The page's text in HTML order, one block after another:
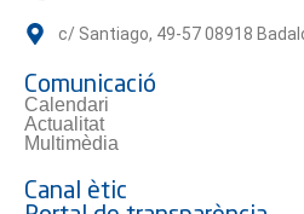
c/ Santiago, 49-57 08918
Comunicació
Calendari
Actualitat
Multimèdia
Canal ètic